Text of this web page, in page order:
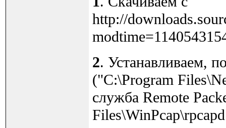
http://
2. Устанавливаем,
("C:\Program
служба Remote